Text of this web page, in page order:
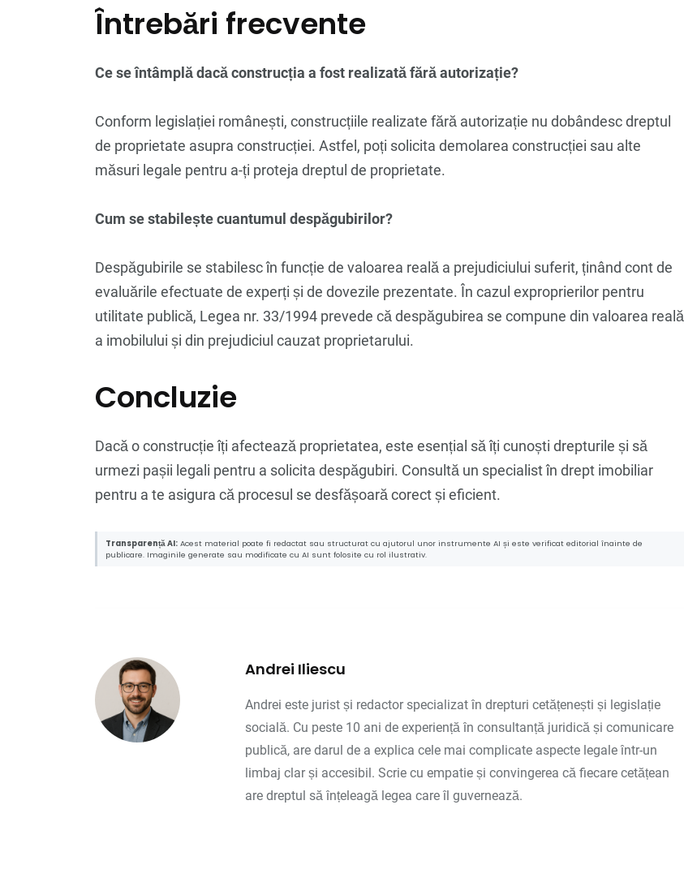
Întrebări frecvente
Ce se întâmplă dacă construcția a fost realizată fără autorizație?
Conform legislației românești, construcțiile realizate fără autorizație nu dobândesc dreptul
de proprietate asupra construcției. Astfel, poți solicita demolarea construcției sau alte
măsuri legale pentru a-ți proteja dreptul de proprietate.
Cum se stabilește cuantumul despăgubirilor?
Despăgubirile se stabilesc în funcție de valoarea reală a prejudiciului suferit, ținând cont de
evaluările efectuate de experți și de dovezile prezentate. În cazul exproprierilor pentru
utilitate publică, Legea nr. 33/1994 prevede că despăgubirea se compune din valoarea reală
a imobilului și din prejudiciul cauzat proprietarului.
Concluzie
Dacă o construcție îți afectează proprietatea, este esențial să îți cunoști drepturile și să
urmezi pașii legali pentru a solicita despăgubiri. Consultă un specialist în drept imobiliar
pentru a te asigura că procesul se desfășoară corect și eficient.
Transparență AI: Acest material poate fi redactat sau structurat cu ajutorul unor instrumente AI și este verificat editorial înainte de
publicare. Imaginile generate sau modificate cu AI sunt folosite cu rol ilustrativ.
Andrei Iliescu
Andrei este jurist și redactor specializat în drepturi cetățenești și legislație
socială. Cu peste 10 ani de experiență în consultanță juridică și comunicare
publică, are darul de a explica cele mai complicate aspecte legale într-un
limbaj clar și accesibil. Scrie cu empatie și convingerea că fiecare cetățean
are dreptul să înțeleagă legea care îl guvernează.